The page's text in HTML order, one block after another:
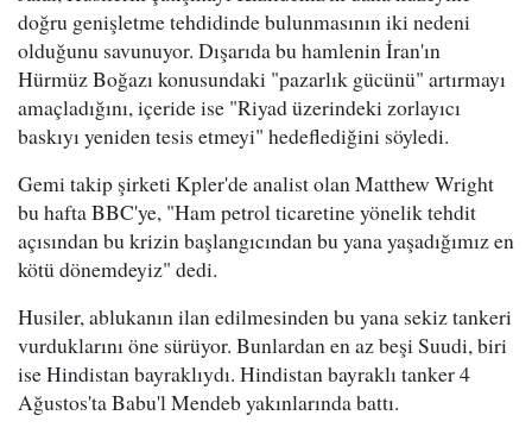
doğru genişletme tehdidinde bulunmasının iki nedeni
olduğunu savunuyor. Dışarıda bu hamlenin İran'ın
Hürmüz Boğazı konusundaki "pazarlık gücünü" artırmayı
amaçladığını, içeride ise "Riyad üzerindeki zorlayıcı
baskıyı yeniden tesis etmeyi" hedeflediğini söyledi.
Gemi takip şirketi Kpler'de analist olan Matthew Wright
bu hafta BBC'ye, "Ham petrol ticaretine yönelik tehdit
açısından bu krizin başlangıcından bu yana yaşadığımız en
kötü dönemdeyiz" dedi.
Husiler, ablukanın ilan edilmesinden bu yana sekiz tankeri
vurduklarını öne sürüyor. Bunlardan en az beşi Suudi, biri
ise Hindistan bayraklıydı. Hindistan bayraklı tanker 4
Ağustos'ta Babu'l Mendeb yakınlarında battı.